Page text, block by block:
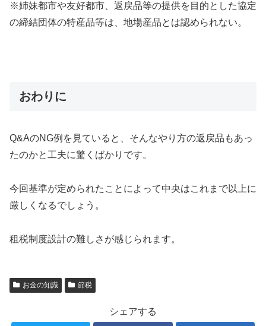
※姉妹都市や友好都市、返戻品等の提供を目的とした協定
の締結団体の特産品等は、地場産品とは認められない。
おわりに
Q&AのNG例を見ていると、そんなやり方の返戻品もあっ
たのかと工夫に驚くばかりです。
今回基準が定められたことによって中央はこれまで以上に
厳しくなるでしょう。
租税制度設計の難しさが感じられます。
お金の知識 節税
シェアする